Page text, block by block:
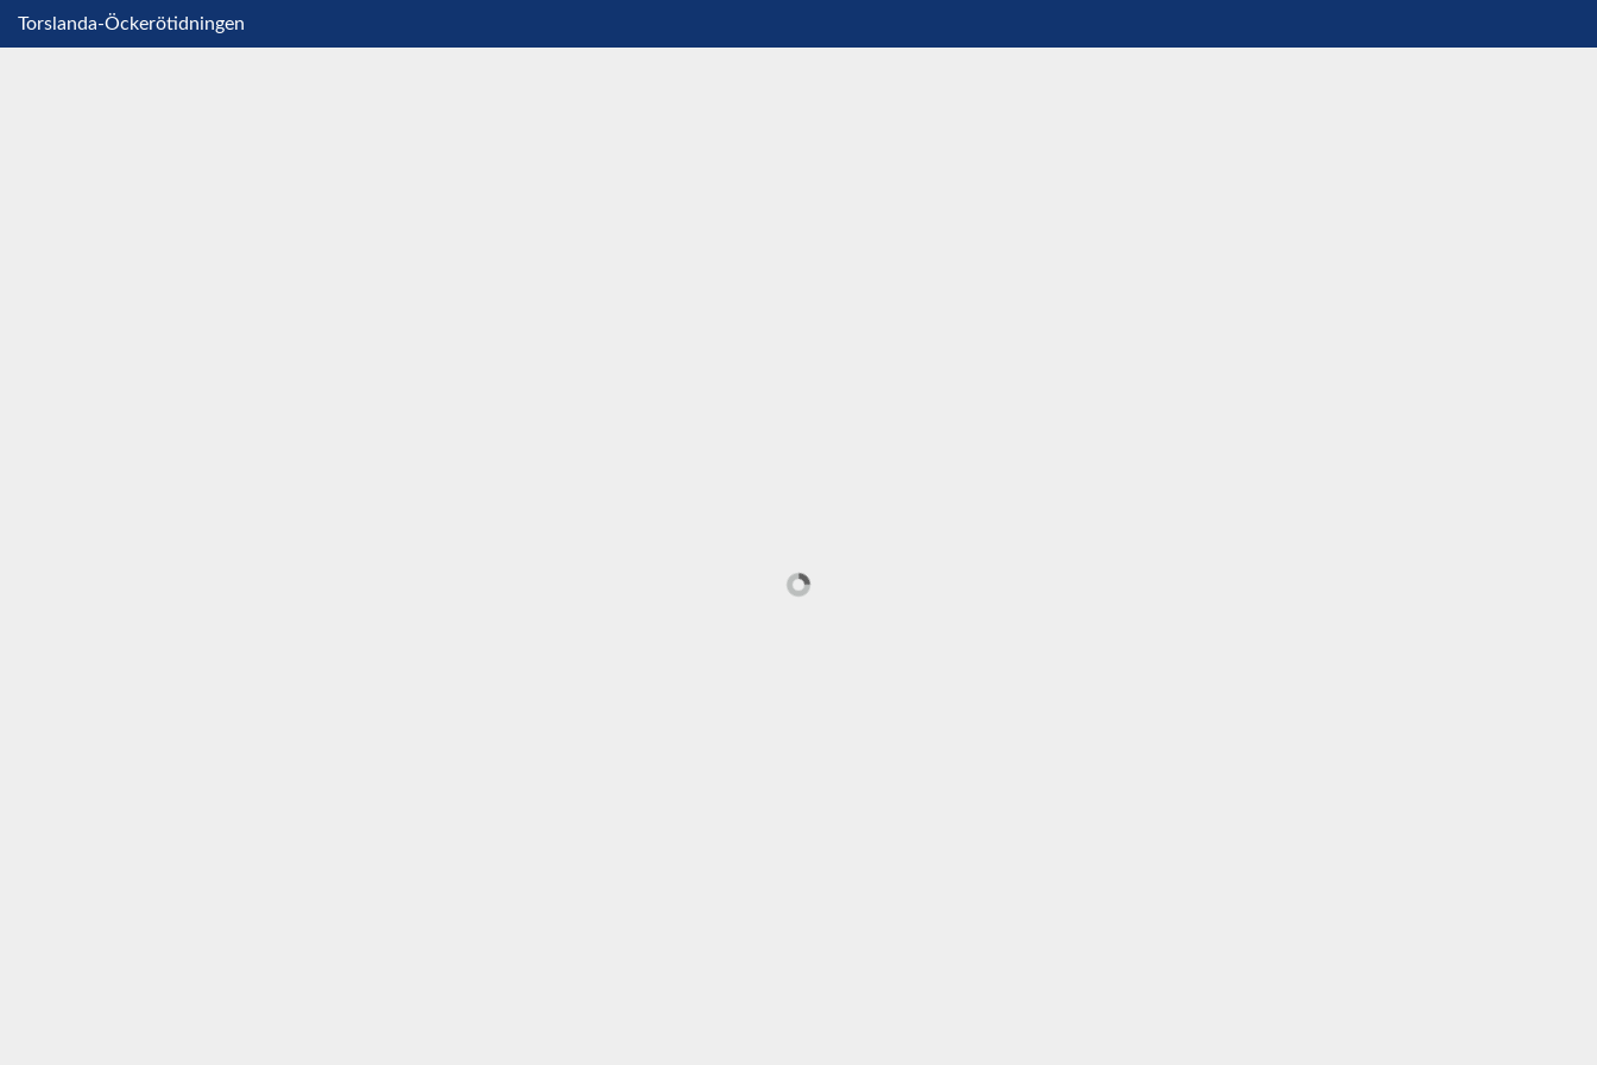
Torslanda-Öckerötidningen